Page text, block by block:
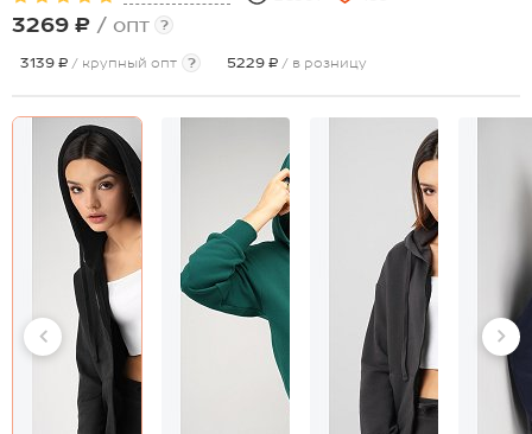
3269 ₽ / опт ?
3139 ₽ / крупный опт ? 5229 ₽ / в розницу